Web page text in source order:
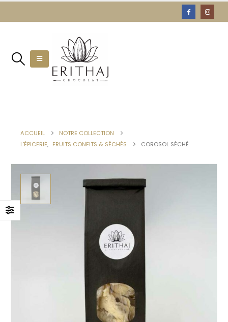
ACCUEIL
NOTRE COLLECTION
L'ÉPICERIE, FRUITS CONFITS & SÉCHÉS COROSOL SÉCHÉ